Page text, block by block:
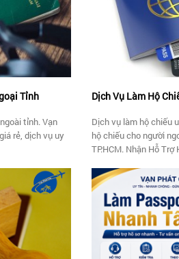
Tỉnh
tỉnh. Vạn
rẻ, dịch vụ uy
Dịch Vụ Làm Hộ
Dịch vụ làm hộ chiếu
hộ chiếu cho người
TP.HCM. Nhận Hỗ